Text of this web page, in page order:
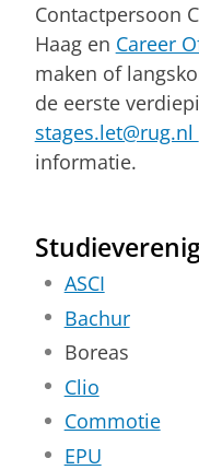
Contactpersoon
Haag en Career
maken of
de eerste
stages.let@rug.nl
informatie.
ASCI
Bachur
Boreas
Clio
Commotie
EPU